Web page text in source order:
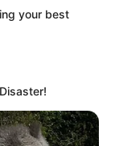
your best